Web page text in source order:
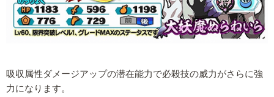
吸収属性ダメージアップの潜在能力で必殺技の威力がさらに強
力になります。